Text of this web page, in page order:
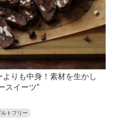
りも中身！素材を生かし
スイーツ”
ルトフリー